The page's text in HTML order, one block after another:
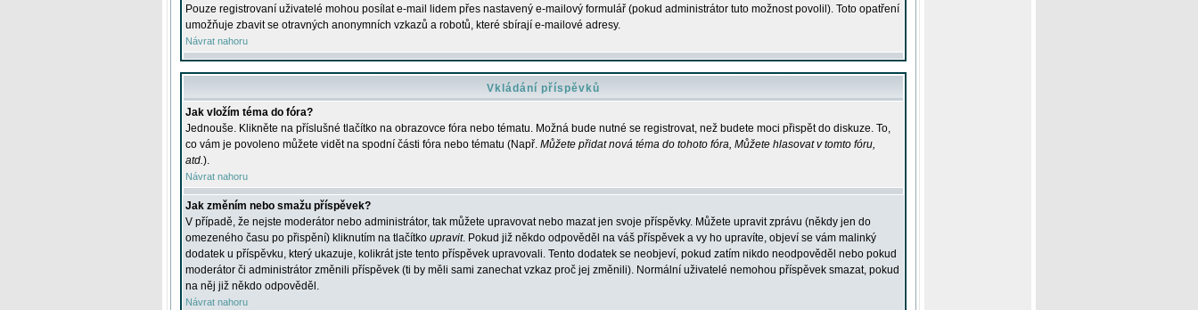
Pouze registrovaní uživatelé mohou posílat e-mail lidem přes nastavený e-mailový formulář (pokud administrátor tuto možnost povolil). Toto opatření
umožňuje zbavit se otravných anonymních vzkazů a robotů, které sbírají e-mailové adresy.
Návrat nahoru
Vkládání příspěvků
Jak vložím téma do fóra?
Jednouše. Klikněte na příslušné tlačítko na obrazovce fóra nebo tématu. Možná bude nutné se registrovat, než budete moci přispět do diskuze. To,
co vám je povoleno můžete vidět na spodní části fóra nebo tématu (Např. Můžete přidat nová téma do tohoto fóra, Můžete hlasovat v tomto fóru,
atd.).
Návrat nahoru
Jak změním nebo smažu příspěvek?
V případě, že nejste moderátor nebo administrátor, tak můžete upravovat nebo mazat jen svoje příspěvky. Můžete upravit zprávu (někdy jen do
omezeného času po přispění) kliknutím na tlačítko upravit. Pokud již někdo odpověděl na váš příspěvek a vy ho upravíte, objeví se vám malinký
dodatek u příspěvku, který ukazuje, kolikrát jste tento příspěvek upravovali. Tento dodatek se neobjeví, pokud zatím nikdo neodpověděl nebo pokud
moderátor či administrátor změnili příspěvek (ti by měli sami zanechat vzkaz proč jej změnili). Normální uživatelé nemohou příspěvek smazat, pokud
na něj již někdo odpověděl.
Návrat nahoru